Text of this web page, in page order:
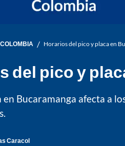
COLOMBIA / Horarios del pico y placa en
del pico y
en Bucaramanga afecta a
Caracol